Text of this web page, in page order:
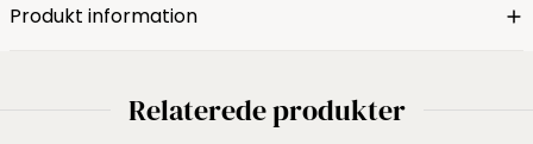
Produkt information
Relaterede produkter